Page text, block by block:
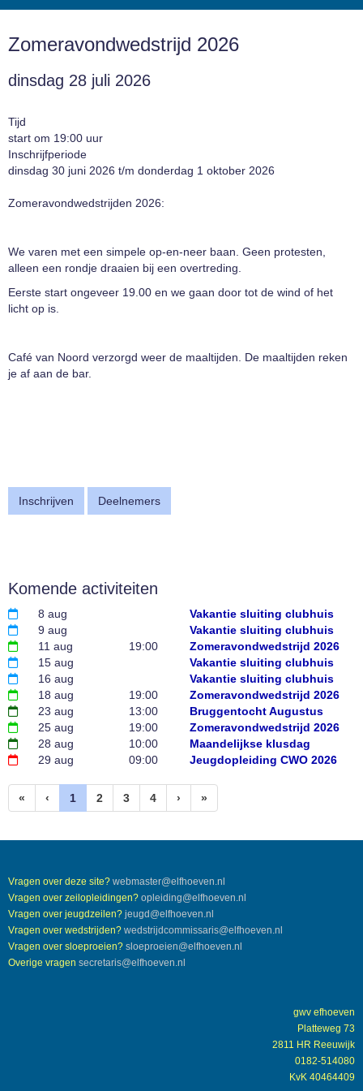
Zomeravondwedstrijd 2026
dinsdag 28 juli 2026
Tijd
start om 19:00 uur
Inschrijfperiode
dinsdag 30 juni 2026 t/m donderdag 1 oktober 2026
Zomeravondwedstrijden 2026:
We varen met een simpele op-en-neer baan. Geen protesten,
alleen een rondje draaien bij een overtreding.
Eerste start ongeveer 19.00 en we gaan door tot de wind of het
licht op is.
Café van Noord verzorgd weer de maaltijden. De maaltijden reken
je af aan de bar.
Inschrijven Deelnemers
Komende activiteiten
8 aug
Vakantie sluiting clubhuis
9 aug
Vakantie sluiting clubhuis
11 aug
19:00
Zomeravondwedstrijd 2026
15 aug
Vakantie sluiting clubhuis
16 aug
Vakantie sluiting clubhuis
18 aug
19:00
Zomeravondwedstrijd 2026
23 aug
13:00
Bruggentocht Augustus
25 aug
19:00
Zomeravondwedstrijd 2026
28 aug
10:00
Maandelijkse klusdag
29 aug
09:00 Jeugdopleiding CWO 2026
« ‹ 1 (huidige)
2 3 4 › »
Vragen over deze site? retsambew@elfhoeven.nl
Vragen over zeilopleidingen? gnidielpo@elfhoeven.nl
Vragen over jeugdzeilen? dguej @elfhoeven.nl
Vragen over wedstrijden? sirassimmocdjirtsdew@elfhoeven.nl
Vragen over sloeproeien? neieorpeols@elfhoeven.nl
Overige vragen siraterces@elfhoeven.nl
gwv efhoeven
Platteweg 73
2811 HR Reeuwijk
0182-514080
KvK 40464409